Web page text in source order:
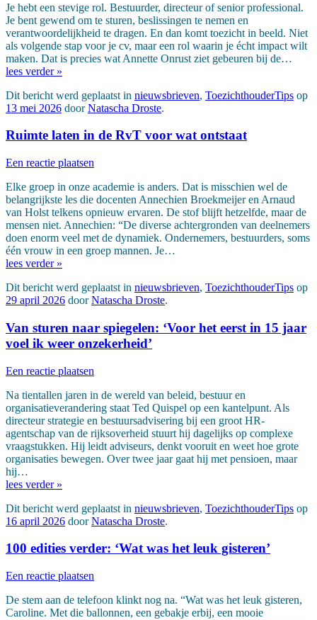
Je hebt een stevige rol. Bestuurder, directeur of senior professional.
Je bent gewend om te sturen, beslissingen te nemen en
verantwoordelijkheid te dragen. En dan komt toezicht in beeld. Niet
als volgende stap voor je cv, maar een rol waarin je écht impact wilt
maken. Dat is precies wat Annette Onrust ziet gebeuren bij de…
lees verder »
Dit bericht werd geplaatst in nieuwsbrieven, ToezichthouderTips op
13 mei 2026 doorNatascha Droste.
Ruimte laten in de RvT voor wat ontstaat
Een reactie plaatsen
Elke groep in onze academie is anders. Dat is misschien wel de
belangrijkste les die docenten Annechien Broekmeijer en Arnaud
van Holst telkens opnieuw ervaren. De stof blijft hetzelfde, maar de
mensen niet. Annechien: “De diverse achtergronden van deelnemers
doen enorm veel met de dynamiek. Ondernemers, bestuurders, soms
één vrouw in een groep mannen. Je…
lees verder »
Dit bericht werd geplaatst in nieuwsbrieven, ToezichthouderTips op
29 april 2026 doorNatascha Droste.
Van sturen naar spiegelen: ‘Voor het eerst in 15 jaar
voel ik weer onzekerheid’
Een reactie plaatsen
Na tientallen jaren in de wereld van beleid, bestuur en
organisatieverandering staat Ted Quispel op een kantelpunt. Als
directeur strategie en bestuursadvisering bij een groot HR-
agentschap van de rijksoverheid stuurt hij dagelijks op complexe
vraagstukken. Hij leidt adviseurs, denkt vooruit en weet hoe grote
organisaties bewegen. Over twee jaar gaat hij met pensioen, maar
hij…
lees verder »
Dit bericht werd geplaatst in nieuwsbrieven, ToezichthouderTips op
16 april 2026 doorNatascha Droste.
100 edities verder: ‘Wat was het leuk gisteren’
Een reactie plaatsen
De stem aan de telefoon klinkt nog na. “Wat was het leuk gisteren,
Caroline. Met die ballonnen, een gebakje erbij, een mooie